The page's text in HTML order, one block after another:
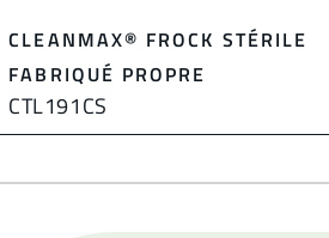
CLEANMAX® FROCK STÉRILE
FABRIQUÉ PROPRE
CTL191CS